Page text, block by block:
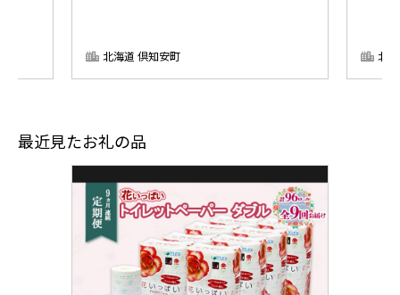
北海道 倶知安町 北
最近見たお礼の品